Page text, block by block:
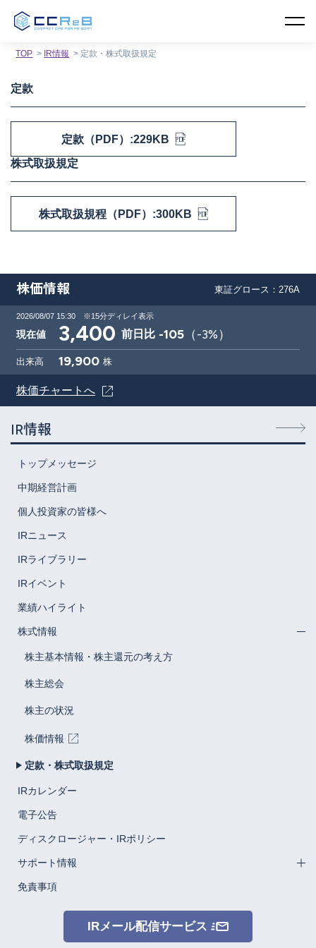
TOP IR情報 定款・株式取扱規定
定款
定款（PDF）:229KB
株式取扱規定
株式取扱規程（PDF）:300KB
株価情報 東証グロース：276A
2026/08/07 15:30 ※15分ディレイ表示
現在値 3,400 前日比 -105 （-3%）
出来高 19,900 株
株価チャートへ
IR情報
トップメッセージ
中期経営計画
個人投資家の皆様へ
IRニュース
IRライブラリー
IRイベント
業績ハイライト
株式情報
株主基本情報・株主還元の考え方
株主総会
株主の状況
株価情報
定款・株式取扱規定
IRカレンダー
電子公告
ディスクロージャー・IRポリシー
サポート情報
免責事項
IRメール配信サービス